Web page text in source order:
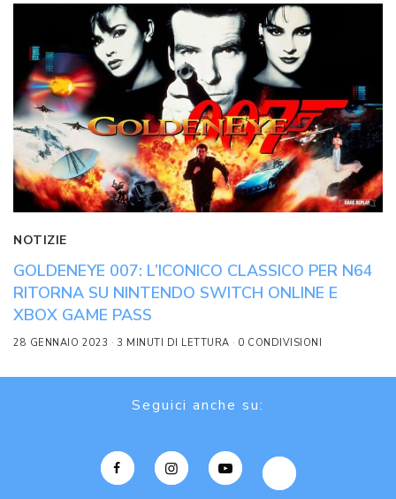
NOTIZIE
GOLDENEYE 007: L’ICONICO CLASSICO PER N64
RITORNA SU NINTENDO SWITCH ONLINE E
XBOX GAME PASS
28 GENNAIO 2023 3 MINUTI DI LETTURA 0 CONDIVISIONI
Seguici anche su: